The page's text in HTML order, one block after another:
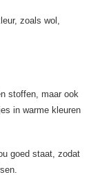
zoals wol,
stoffen, maar ook
in warme kleuren
goed staat, zodat